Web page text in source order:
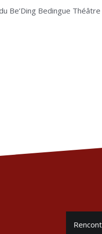
Be’Ding Bedingue Théâtre